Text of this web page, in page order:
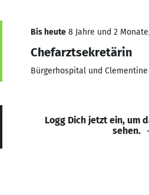
Bis heute 8 Jahre und 2
Chefarztsekretärin
Bürgerhospital und
Logg Dich jetzt ein, um
sehen.